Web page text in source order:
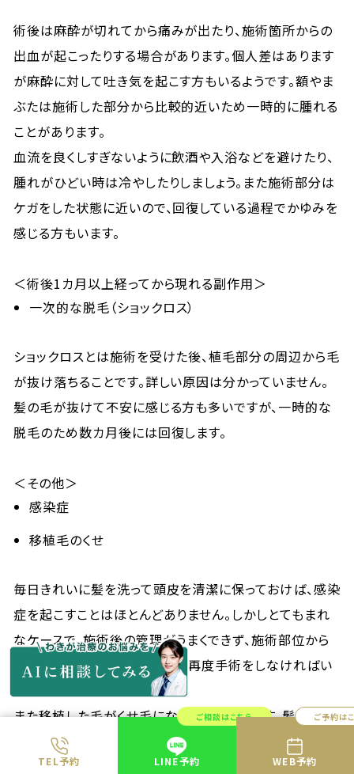
TEL予約
ご相談はこちら
LINE予約
ご予約は
WEB予約
術後は麻酔が切れてから痛みが出たり、施術箇所からの
出血が起こったりする場合があります。個人差はあります
が麻酔に対して吐き気を起こす方もいるようです。額やま
ぶたは施術した部分から比較的近いため一時的に腫れる
ことがあります。
血流を良くしすぎないように飲酒や入浴などを避けたり、
腫れがひどい時は冷やしたりしましょう。また施術部分は
ケガをした状態に近いので、回復している過程でかゆみを
感じる方もいます。
＜術後1カ月以上経ってから現れる副作用＞
一次的な脱毛（ショックロス）
ショックロスとは施術を受けた後、植毛部分の周辺から毛
が抜け落ちることです。詳しい原因は分かっていません。
髪の毛が抜けて不安に感じる方も多いですが、一時的な
脱毛のため数カ月後には回復します。
＜その他＞
感染症
移植毛のくせ
毎日きれいに髪を洗って頭皮を清潔に保っておけば、感染
症を起こすことはほとんどありません。しかしとても まれ
なケースで、施術後の管理がうまくできず、施術部位から
細菌が入って感染がひどくなり再度手術をしなければい
また移植した毛がくせ毛になることがあります。髪の毛を
植える時の角度やゆがみが原因です。高度な技術をもっ
たクリニックでも数%の割合でくせ毛が報告されていま